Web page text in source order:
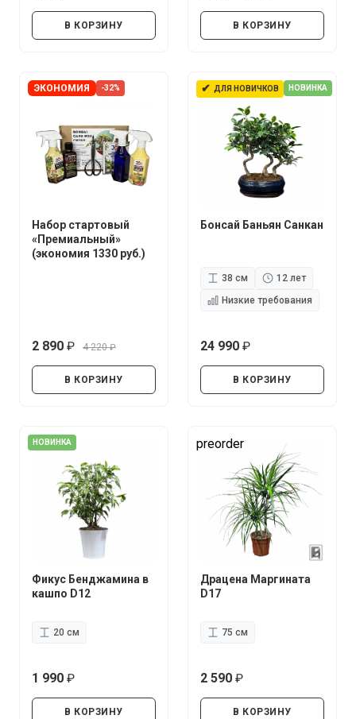
В КОРЗИНУ
В КОРЗИНУ
ЭКОНОМИЯ -32%
Набор стартовый
«Премиальный»
(экономия 1330 руб.)
2 890
4 220
В КОРЗИНУ
✔ ДЛЯ НОВИЧКОВ НОВИНКА
Бонсай Баньян Санкан
38 см
12 лет
Низкие требования
24 990
В КОРЗИНУ
НОВИНКА
Фикус Бенджамина в
кашпо D12
20 см
1 990
В КОРЗИНУ
preorder
Драцена Маргината
D17
75 см
2 590
В КОРЗИНУ